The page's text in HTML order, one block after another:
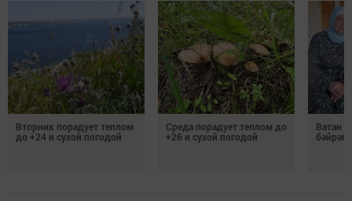
Вторник порадует теплом
до +24 и сухой погодой
Среда порадует теплом до
+26 и сухой погодой
Ватан
бәйрәм